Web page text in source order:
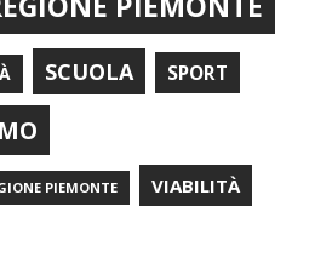
SCUOLA SPORT
PIEMONTE VIABILITÀ